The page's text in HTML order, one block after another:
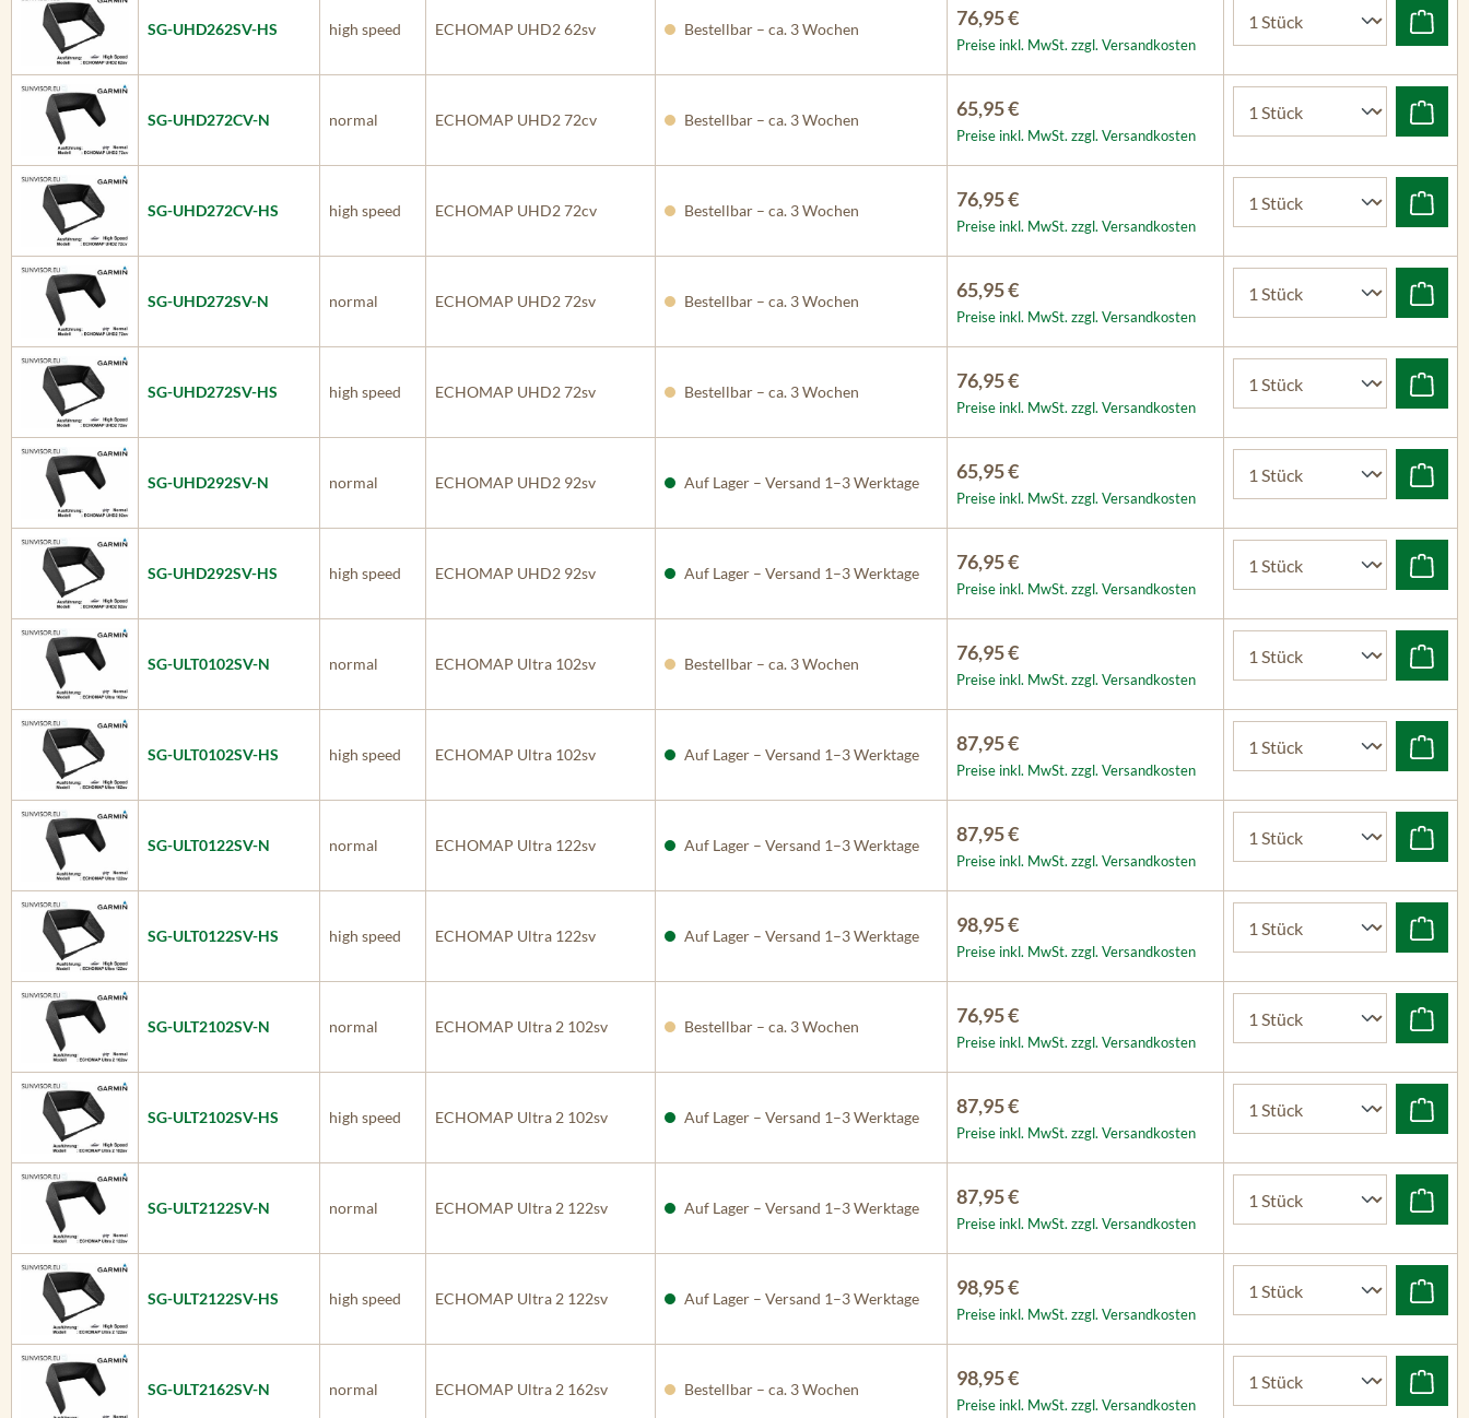
SG-UHD262SV-HS high speed ECHOMAP UHD2 62sv Bestellbar – ca. 3 Wochen 76,95 €
Preise inkl. MwSt. zzgl. Versandkosten
SG-UHD272CV-N normal ECHOMAP UHD2 72cv Bestellbar – ca. 3 Wochen 65,95 €
Preise inkl. MwSt. zzgl. Versandkosten
SG-UHD272CV-HS high speed ECHOMAP UHD2 72cv Bestellbar – ca. 3 Wochen 76,95 €
Preise inkl. MwSt. zzgl. Versandkosten
SG-UHD272SV-N normal ECHOMAP UHD2 72sv Bestellbar – ca. 3 Wochen 65,95 €
Preise inkl. MwSt. zzgl. Versandkosten
SG-UHD272SV-HS high speed ECHOMAP UHD2 72sv Bestellbar – ca. 3 Wochen 76,95 €
Preise inkl. MwSt. zzgl. Versandkosten
SG-UHD292SV-N normal ECHOMAP UHD2 92sv Auf Lager – Versand 1–3 Werktage 65,95 €
Preise inkl. MwSt. zzgl. Versandkosten
SG-UHD292SV-HS high speed ECHOMAP UHD2 92sv Auf Lager – Versand 1–3 Werktage 76,95 €
Preise inkl. MwSt. zzgl. Versandkosten
SG-ULT0102SV-N normal ECHOMAP Ultra 102sv Bestellbar – ca. 3 Wochen 76,95 €
Preise inkl. MwSt. zzgl. Versandkosten
SG-ULT0102SV-HS high speed ECHOMAP Ultra 102sv Auf Lager – Versand 1–3 Werktage 87,95 €
Preise inkl. MwSt. zzgl. Versandkosten
SG-ULT0122SV-N normal ECHOMAP Ultra 122sv Auf Lager – Versand 1–3 Werktage 87,95 €
Preise inkl. MwSt. zzgl. Versandkosten
SG-ULT0122SV-HS high speed ECHOMAP Ultra 122sv Auf Lager – Versand 1–3 Werktage 98,95 €
Preise inkl. MwSt. zzgl. Versandkosten
SG-ULT2102SV-N normal ECHOMAP Ultra 2 102sv Bestellbar – ca. 3 Wochen 76,95 €
Preise inkl. MwSt. zzgl. Versandkosten
SG-ULT2102SV-HS high speed ECHOMAP Ultra 2 102sv Auf Lager – Versand 1–3 Werktage 87,95 €
Preise inkl. MwSt. zzgl. Versandkosten
SG-ULT2122SV-N normal ECHOMAP Ultra 2 122sv Auf Lager – Versand 1–3 Werktage 87,95 €
Preise inkl. MwSt. zzgl. Versandkosten
SG-ULT2122SV-HS high speed ECHOMAP Ultra 2 122sv Auf Lager – Versand 1–3 Werktage 98,95 €
Preise inkl. MwSt. zzgl. Versandkosten
SG-ULT2162SV-N normal ECHOMAP Ultra 2 162sv Bestellbar – ca. 3 Wochen 98,95 €
Preise inkl. MwSt. zzgl. Versandkosten